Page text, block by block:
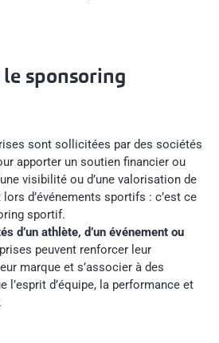
le sponsoring
sont sollicitées par des sociétés
apporter un soutien financier ou
visibilité ou d’une valorisation de
d’événements sportifs : c’est ce
sportif.
d’un athlète, d’un événement ou
peuvent renforcer leur
marque et s’associer à des
l’esprit d’équipe, la performance et